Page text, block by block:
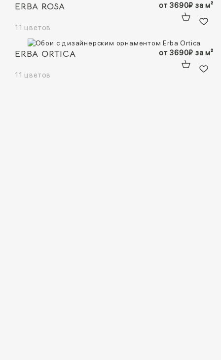
ERBA ROSA
11 цветов
от 3690₽ за м²
ERBA ORTICA
11 цветов
от 3690₽ за м²